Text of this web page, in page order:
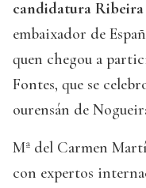
candidatura Ribeira
embaixador de
quen chegou a
Fontes, que se
ourensán de
Mª del Carmen
con expertos